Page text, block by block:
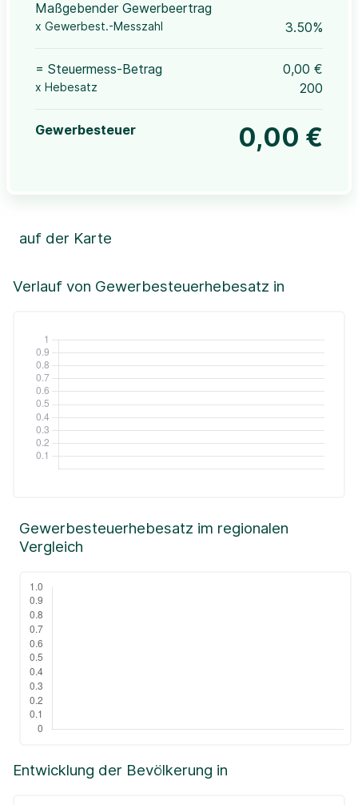
Maßgebender Gewerbeertrag
x Gewerbest.-Messzahl 3.50%
= Steuermess-Betrag 0,00 €
x Hebesatz 200
Gewerbesteuer 0,00 €
Verlauf von Gewerbesteuerhebesatz in
auf der Karte
+
Leaflet|©OpenStreetMap, ©CartoDB,
Entwicklung der Bevölkerung in
Gewerbesteuerhebesatz im regionalen
Vergleich